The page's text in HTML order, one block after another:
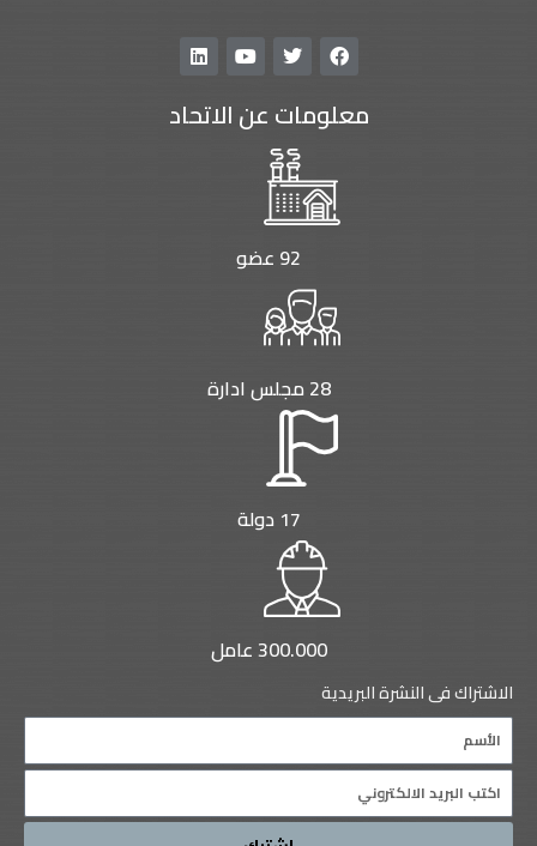
F
a
e
b
k
T
t
t
e
r
Y
o
t
u
L
i
k
e
معلومات عن الاتحاد
92 عضو
28 مجلس ادارة
17 دولة
300.000 عامل
الاشتراك فى النشرة البريدية
Name
Email